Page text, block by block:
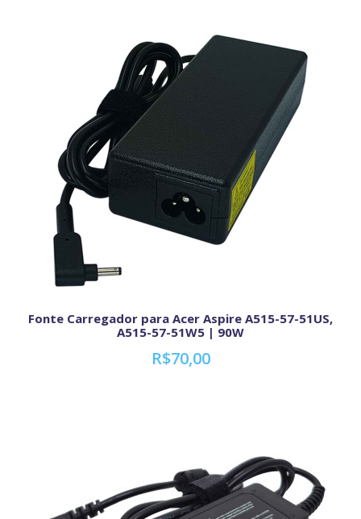
Fonte Carregador para Acer Aspire A515-57-51US,
A515-57-51W5 | 90W
R$70,00